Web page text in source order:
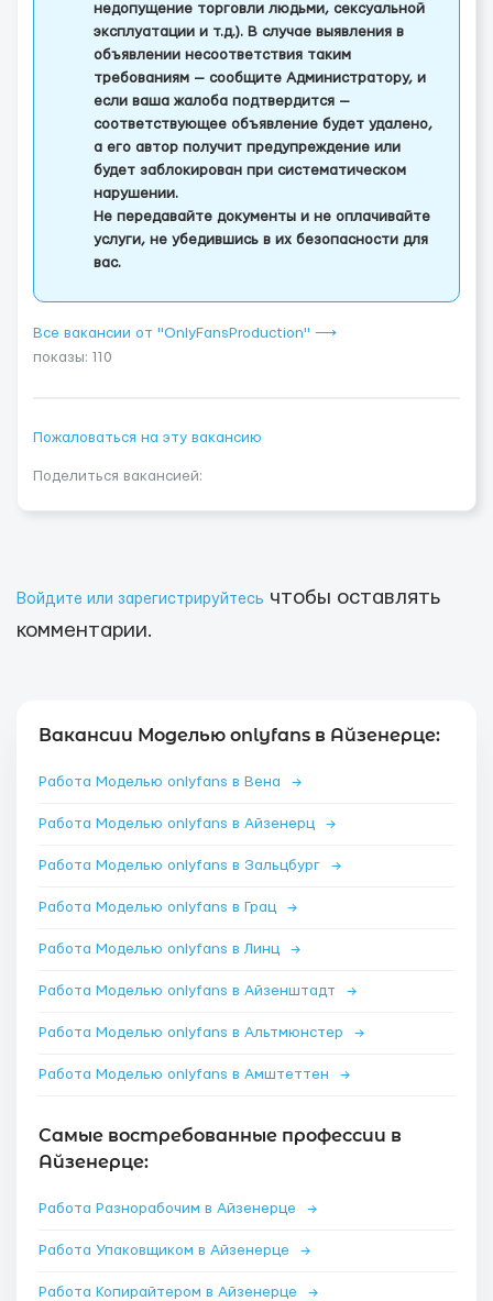
недопущение торговли людьми, сексуальной
эксплуатации и т.д.). В случае выявления в
объявлении несоответствия таким
требованиям — сообщите Администратору, и
если ваша жалоба подтвердится —
соответствующее объявление будет удалено,
а его автор получит предупреждение или
будет заблокирован при систематическом
нарушении.
Не передавайте документы и не оплачивайте
услуги, не убедившись в их безопасности для
вас.
Все вакансии от "OnlyFansProduction" ⟶
показы: 110
Пожаловаться на эту вакансию
Поделиться вакансией:
Войдите или зарегистрируйтесь чтобы оставлять
комментарии.
Вакансии Моделью onlyfans в Айзенерце:
Работа Моделью onlyfans в Вена →
Работа Моделью onlyfans в Айзенерц →
Работа Моделью onlyfans в Зальцбург →
Работа Моделью onlyfans в Грац →
Работа Моделью onlyfans в Линц →
Работа Моделью onlyfans в Айзенштадт →
Работа Моделью onlyfans в Альтмюнстер →
Работа Моделью onlyfans в Амштеттен →
Самые востребованные профессии в
Айзенерце:
Работа Разнорабочим в Айзенерце →
Работа Упаковщиком в Айзенерце →
Работа Копирайтером в Айзенерце →